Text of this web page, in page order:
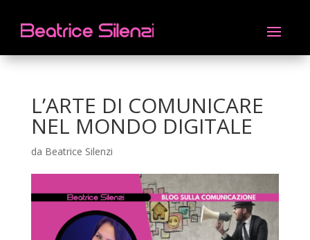
L’ARTE DI COMUNICARE
NEL MONDO DIGITALE
da Beatrice Silenzi